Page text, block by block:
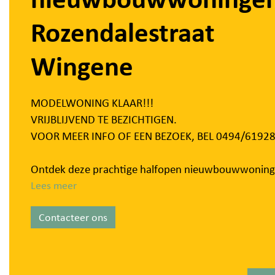
Rozendalestraat
Wingene
MODELWONING KLAAR!!!
VRIJBLIJVEND TE BEZICHTIGEN.
VOOR MEER INFO OF EEN BEZOEK, BEL 0494/
Ontdek deze prachtige halfopen
een rustige locatie te Wingene, nabij het Sportpark,
zwembad, scholen, winkels,...
Lees meer
Contacteer ons